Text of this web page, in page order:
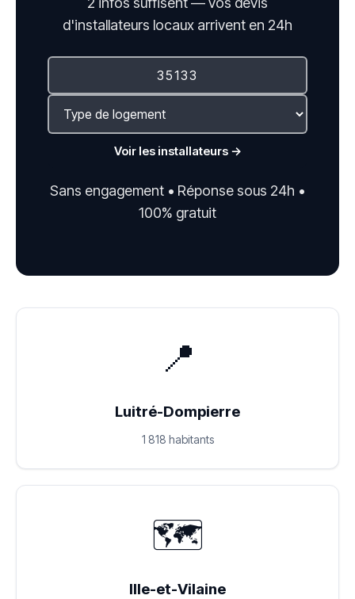
d'installateurs locaux arrivent en 24h
Voir les installateurs →
Sans engagement • Réponse sous 24h •
100% gratuit
📍
Luitré-Dompierre
1 818 habitants
🗺️
Ille-et-Vilaine